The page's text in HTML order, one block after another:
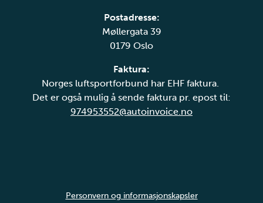
Postadresse:
Møllergata 39
0179 Oslo
Faktura:
Norges luftsportforbund har EHF faktura.
Det er også mulig å sende faktura pr. epost til:
974953552@autoinvoice.no
Personvern og informasjonskapsler